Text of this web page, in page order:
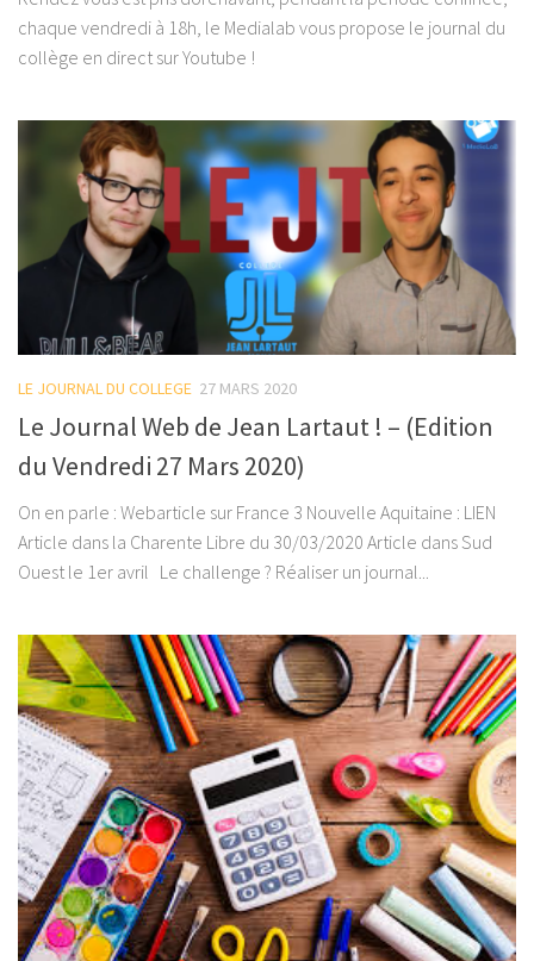
chaque vendredi à 18h, le Medialab vous propose le journal du
collège en direct sur Youtube !
LE JOURNAL DU COLLEGE 27 MARS 2020
Le Journal Web de Jean Lartaut ! – (Edition
du Vendredi 27 Mars 2020)
On en parle : Webarticle sur France 3 Nouvelle Aquitaine : LIEN
Article dans la Charente Libre du 30/03/2020 Article dans Sud
Ouest le 1er avril Le challenge ? Réaliser un journal...